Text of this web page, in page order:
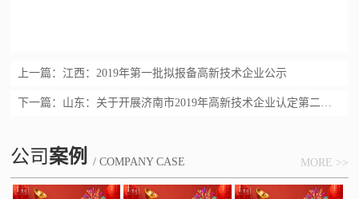
上一篇： 江西：2019年第一批拟报备高新技术企业公示
下一篇： 山东：关于开展济南市2019年高新技术企业认定第二批申报工作的通知
公司案例 / COMPANY CASE MORE >>